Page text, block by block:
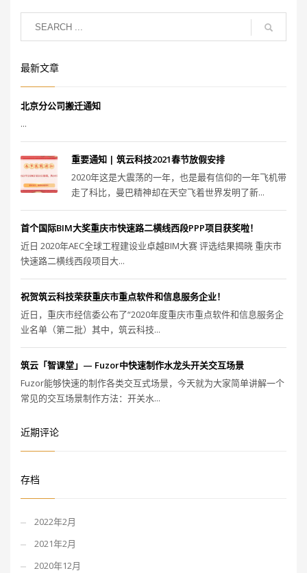
最新文章
北京分公司搬迁通知
...
重要通知 | 筑云科技2021春节放假安排
2020年这是大震荡的一年，也是最有信仰的一年飞机带
走了科比，曼巴精神却在天空飞着世界发明了新...
首个国际BIM大奖重庆市快速路二横线西段PPP项目获奖啦！
近日 2020年AEC全球工程建设业卓越BIM大赛 评选结果揭晓 重庆市
快速路二横线西段项目大...
祝贺筑云科技荣获重庆市重点软件和信息服务企业！
近日，重庆市经信委公布了“2020年度重庆市重点软件和信息服务企
业名单（第二批）其中，筑云科技...
筑云「智课堂」— Fuzor中快速制作水龙头开关交互场景
Fuzor能够快速的制作各类交互式场景，今天就为大家简单讲解一个
常见的交互场景制作方法：开关水...
近期评论
存档
2022年2月
2021年2月
2020年12月